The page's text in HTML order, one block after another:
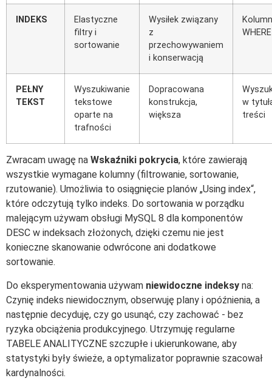
INDEKS
Elastyczne
filtry i
sortowanie
Wysiłek związany
z
przechowywaniem
i konserwacją
PEŁNY
TEKST
Wyszukiwanie
tekstowe
oparte na
trafności
Dopracowana
konstrukcja,
większa
w
treści
Zwracam uwagę na Wskaźniki pokrycia, które zawierają
wszystkie wymagane kolumny (filtrowanie, sortowanie,
rzutowanie). Umożliwia to osiągnięcie planów „Using index“,
które odczytują tylko indeks. Do sortowania w porządku
malejącym używam obsługi MySQL 8 dla komponentów
DESC w indeksach złożonych, dzięki czemu nie jest
konieczne skanowanie odwrócone ani dodatkowe
sortowanie.
Do eksperymentowania używam niewidoczne indeksy na:
Czynię indeks niewidocznym, obserwuję plany i opóźnienia, a
następnie decyduję, czy go usunąć, czy zachować - bez
ryzyka obciążenia produkcyjnego. Utrzymuję regularne
TABELE ANALITYCZNE szczupłe i ukierunkowane, aby
statystyki były świeże, a optymalizator poprawnie szacował
kardynalności.